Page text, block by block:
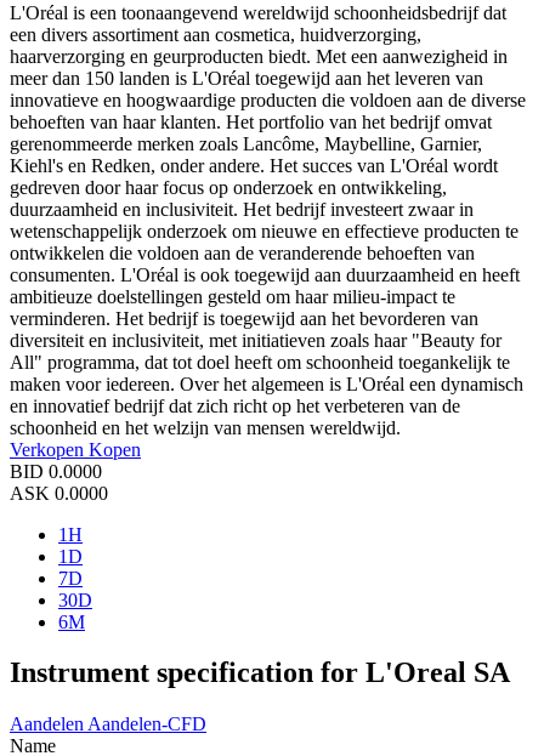
L'Oréal is een toonaangevend wereldwijd schoonheidsbedrijf dat
een divers assortiment aan cosmetica, huidverzorging,
haarverzorging en geurproducten biedt. Met een aanwezigheid in
meer dan 150 landen is L'Oréal toegewijd aan het leveren van
innovatieve en hoogwaardige producten die voldoen aan de diverse
behoeften van haar klanten. Het portfolio van het bedrijf omvat
gerenommeerde merken zoals Lancôme, Maybelline, Garnier,
Kiehl's en Redken, onder andere. Het succes van L'Oréal wordt
gedreven door haar focus op onderzoek en ontwikkeling,
duurzaamheid en inclusiviteit. Het bedrijf investeert zwaar in
wetenschappelijk onderzoek om nieuwe en effectieve producten te
ontwikkelen die voldoen aan de veranderende behoeften van
consumenten. L'Oréal is ook toegewijd aan duurzaamheid en heeft
ambitieuze doelstellingen gesteld om haar milieu-impact te
verminderen. Het bedrijf is toegewijd aan het bevorderen van
diversiteit en inclusiviteit, met initiatieven zoals haar "Beauty for
All" programma, dat tot doel heeft om schoonheid toegankelijk te
maken voor iedereen. Over het algemeen is L'Oréal een dynamisch
en innovatief bedrijf dat zich richt op het verbeteren van de
schoonheid en het welzijn van mensen wereldwijd.
Verkopen Kopen
BID 0.0000
ASK 0.0000
1H
1D
7D
30D
6M
Instrument specification for L'Oreal SA
Aandelen Aandelen-CFD
Name